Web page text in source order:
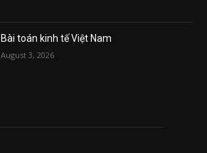
Bài toán kinh tế Việt Nam
August 3, 2026